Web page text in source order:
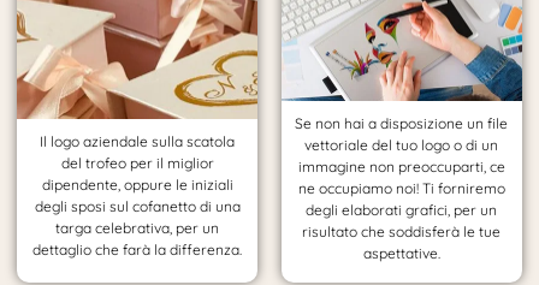
Il logo aziendale sulla scatola
del trofeo per il miglior
dipendente, oppure le iniziali
degli sposi sul cofanetto di una
targa celebrativa, per un
dettaglio che farà la differenza.
Se non hai a disposizione un file
vettoriale del tuo logo o di un
immagine non preoccuparti, ce
ne occupiamo noi! Ti forniremo
degli elaborati grafici, per un
risultato che soddisferà le tue
aspettative.